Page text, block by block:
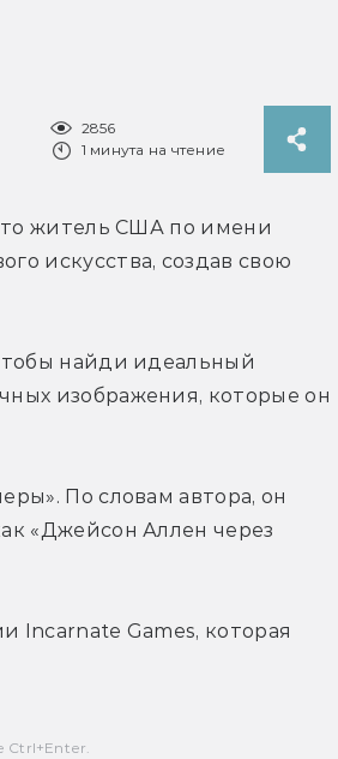
2856
1 минута на чтение
житель США по имени
искусства, создав свою
найди идеальный
изображения, которые он
По словам автора, он
«Джейсон Аллен через
Incarnate Games, которая
Ctrl+Enter.